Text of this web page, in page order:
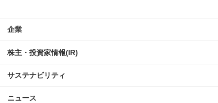
企業
株主・投資家情報(IR)
サステナビリティ
ニュース